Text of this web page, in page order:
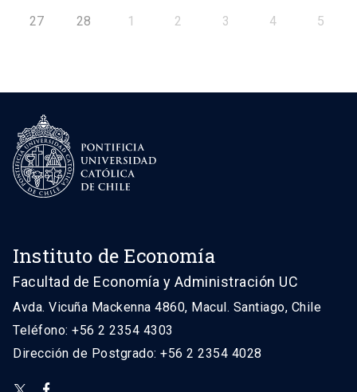
27 28 1 2 3 4 5
Instituto de Economía
Facultad de Economía y Administración UC
Avda. Vicuña Mackenna 4860, Macul. Santiago, Chile
Teléfono: +56 2 2354 4303
Dirección de Postgrado: +56 2 2354 4028